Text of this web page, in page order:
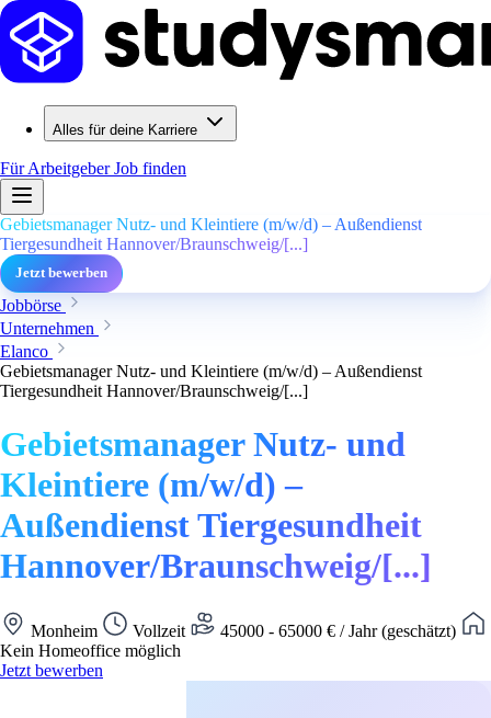
Alles für deine Karriere
Für ArbeitgeberJob finden
Gebietsmanager Nutz- und Kleintiere (m/w/d) – Außendienst
Tiergesundheit Hannover/Braunschweig/[...]
Jetzt bewerben
Jobbörse
Unternehmen
Elanco
Gebietsmanager Nutz- und Kleintiere (m/w/d) – Außendienst
Tiergesundheit Hannover/Braunschweig/[...]
Gebietsmanager Nutz- und
Kleintiere (m/w/d) –
Außendienst Tiergesundheit
Hannover/Braunschweig/[...]
Monheim Vollzeit
45000 - 65000 € / Jahr (geschätzt)
Kein Homeoffice möglich
Jetzt bewerben